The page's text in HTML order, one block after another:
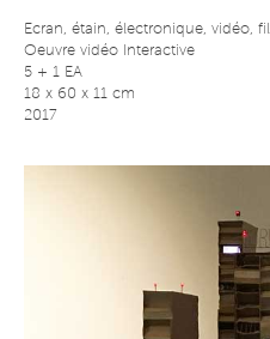
Ecran, étain, électronique, vidéo, fil
Oeuvre vidéo Interactive
5 + 1 EA
18 x 60 x 11 cm
2017